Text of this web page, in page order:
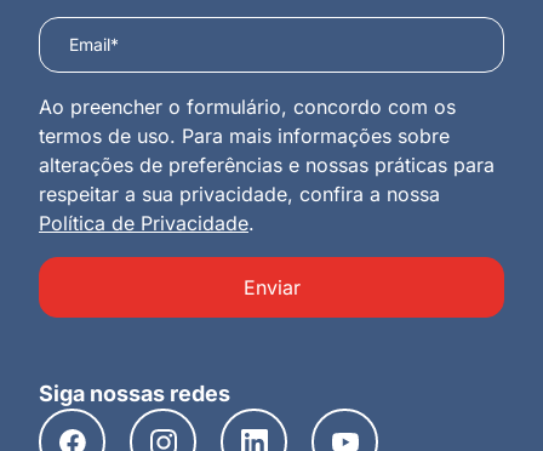
Ao preencher o formulário, concordo com os
termos de uso. Para mais informações sobre
alterações de preferências e nossas práticas para
respeitar a sua privacidade, confira a nossa
Política de Privacidade.
Enviar
Siga nossas redes